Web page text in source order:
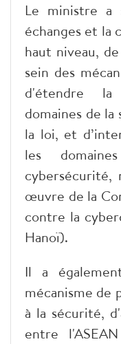
Le ministre a
échanges et la
haut niveau,
sein des
d'étendre
domaines de
la loi, et
les
cybersécurité,
œuvre de la
contre la
Hanoï).
Il a
mécanisme de
à la sécurité,
entre